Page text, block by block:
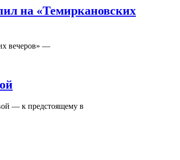
на «Темиркановских
вечеров» —
— к предстоящему в